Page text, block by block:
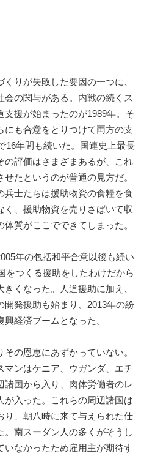
りが失敗した要因の一つに、
の関与がある。内戦の続くス
援が始まったのが1989年。そ
にも合意をとりつけて両方の支
16年間も続いた。国連史上最長
の評価はさまざまあるが、これ
たというのが普通の見方だ。
兵士たちは援助物資の食糧を食
、援助物資を売りさばいて収
質がここでできてしまった。
年の包括和平合意以後も続い
をつくる援助をしたわけだから
くなった。人道援助に加え、
発援助も始まり、2013年の紛
経済ブームとなった。
の恩恵にあずかっていない。
マンはケニア、ウガンダ、エチ
諸国から入り、肉体労働者のレ
が入った。これらの周辺諸国は
り、朝八時に来て与えられた仕
南スーダン人の多くがそうし
いなかったため雇用主が期待す